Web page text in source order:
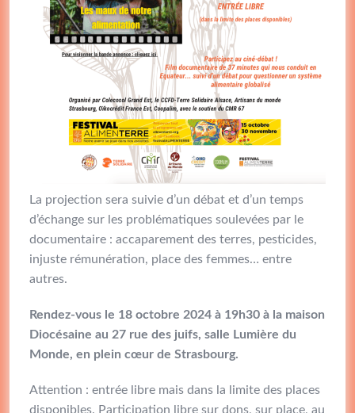
La projection sera suivie d’un débat et d’un temps
d’échange sur les problématiques soulevées par le
documentaire : accaparement des terres, pesticides,
injuste rémunération, place des femmes… entre
autres.
Rendez-vous le 18 octobre 2024 à 19h30 à la maison
Diocésaine au 27 rue des juifs, salle Lumière du
Monde, en plein cœur de Strasbourg.
Attention : entrée libre mais dans la limite des places
disponibles. Participation libre sur dons, sur place, au